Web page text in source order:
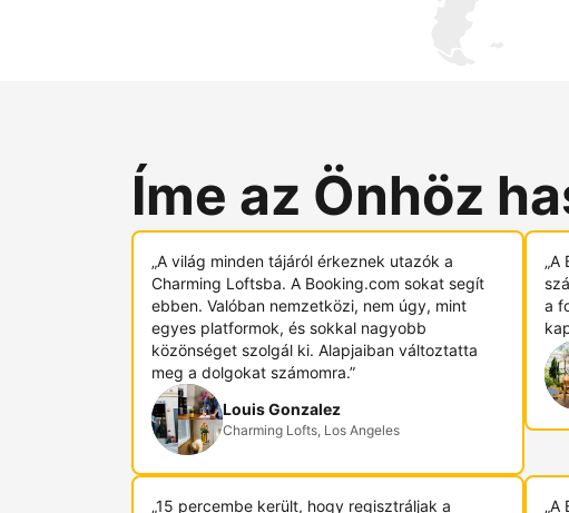
Íme az Önhöz
„A világ minden tájáról érkeznek utazók a
Charming Loftsba. A Booking.com sokat segít
ebben. Valóban nemzetközi, nem úgy, mint
egyes platformok, és sokkal nagyobb
közönséget szolgál ki. Alapjaiban változtatta
meg a dolgokat számomra.”
Louis Gonzalez
Charming Lofts, Los Angeles
„A
a
„15 percembe került, hogy regisztráljak a „A